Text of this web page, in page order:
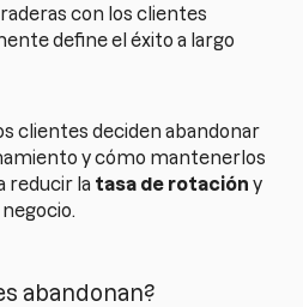
con los clientes
define el éxito a largo
clientes deciden abandonar
y cómo mantenerlos
reducir la tasa de rotación y
abandonan?